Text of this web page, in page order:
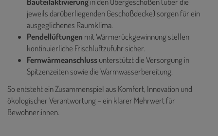
jeweils darüberliegenden Geschoßdecke) sorgen für ein
ausgeglichenes Raumklima.
Pendellüftungen mit Wärmerückgewinnung stellen
kontinuierliche Frischluftzufuhr sicher.
Fernwärmeanschlussunterstützt die Versorgung in
Spitzenzeiten sowie die Warmwasserbereitung.
So entsteht ein Zusammenspiel aus Komfort, Innovation und
ökologischer Verantwortung – ein klarer Mehrwert für
Bewohner:innen.